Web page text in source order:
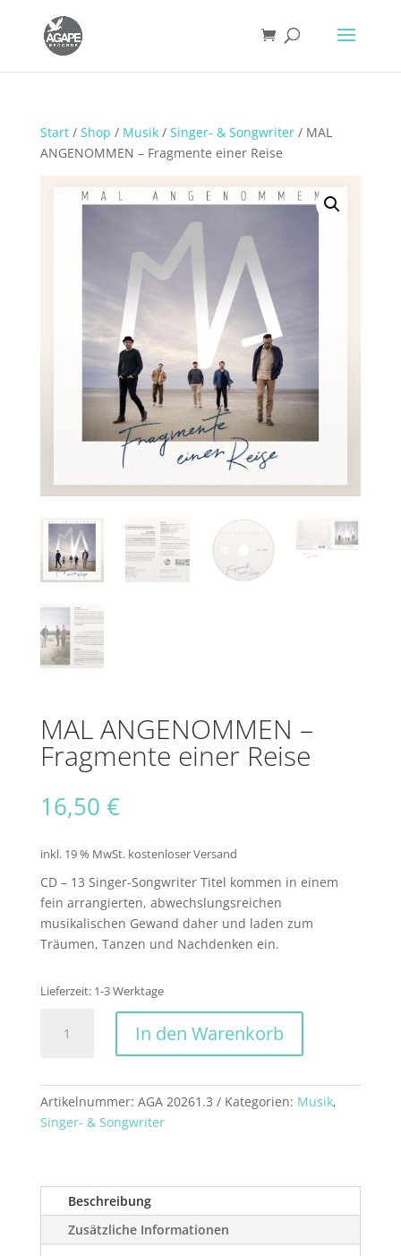
Start/ Shop / Musik/ Singer- & Songwriter/ MAL
ANGENOMMEN – Fragmente einer Reise
MAL ANGENOMMEN –
Fragmente einer Reise
16,50 €
inkl. 19 % MwSt. kostenloser Versand
CD – 13 Singer-Songwriter Titel kommen in einem
fein arrangierten, abwechslungsreichen
musikalischen Gewand daher und laden zum
Träumen, Tanzen und Nachdenken ein.
Lieferzeit: 1-3 Werktage
ANGENOMMEN
einer
Reise
In den Warenkorb
Artikelnummer: AGA 20261.3 Kategorien: Musik,
Singer- & Songwriter
Beschreibung
Zusätzliche Informationen